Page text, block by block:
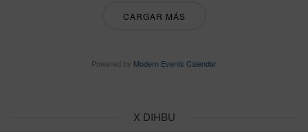
CARGAR MÁS
Powered by Modern Events Calendar
X DIHBU